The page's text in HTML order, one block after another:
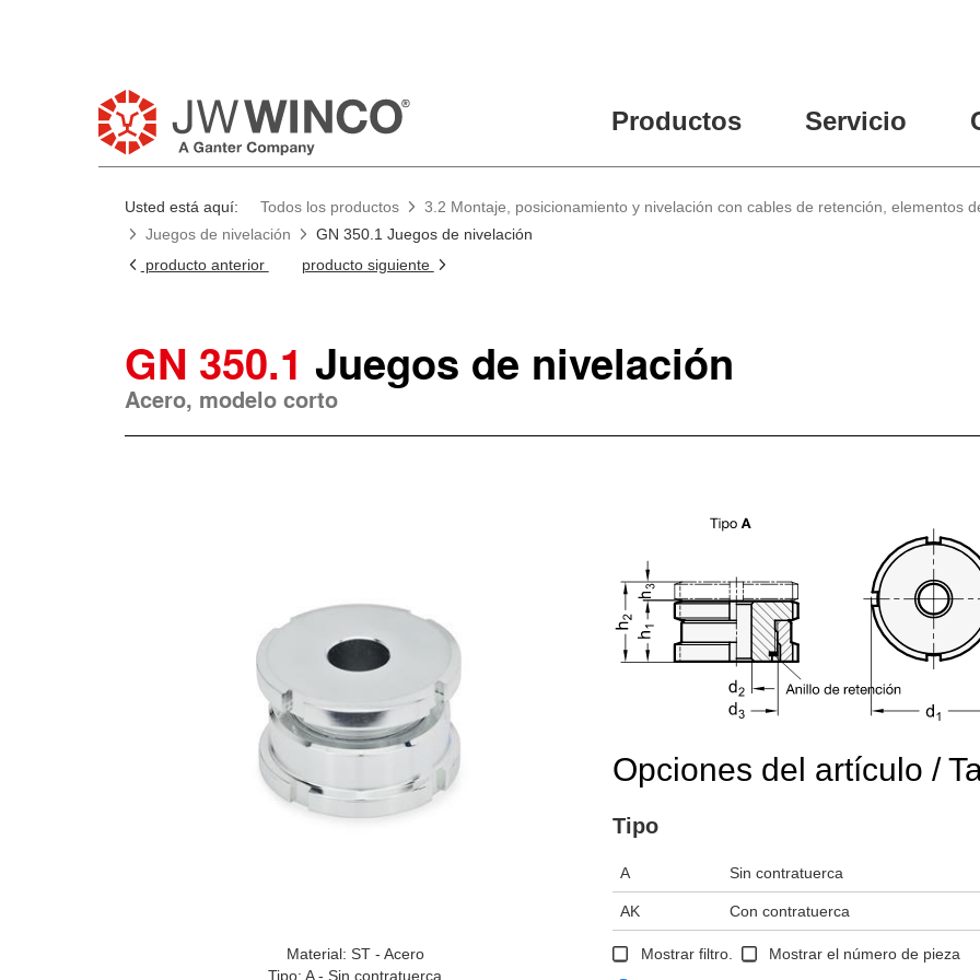
Productos Servicio
Usted está aquí: Todos los productos
3.2 Montaje, posicionamiento y nivelación con cables de retención, elementos
Juegos de nivelación
GN 350.1 Juegos de nivelación
producto anterior
producto siguiente
GN 350.1 Juegos de nivelación
Acero, modelo corto
Material: ST - Acero
Tipo: A - Sin contratuerca
Opciones del artículo /
Tipo
A Sin contratuerca
AK Con contratuerca
Mostrar filtro. Mostrar el número de pieza